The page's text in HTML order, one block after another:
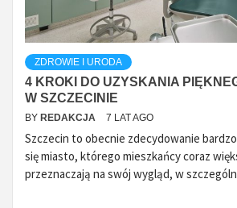
ZDROWIE I URODA
4 KROKI DO UZYSKANIA
W SZCZECINIE
BY REDAKCJA 7 LAT AGO
Szczecin to obecnie zdecydowanie
się miasto, którego mieszkańcy coraz
przeznaczają na swój wygląd, w